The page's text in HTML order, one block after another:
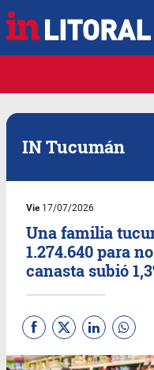
IN Tucumán
Vie17/07/2026
Una familia
1.274.640 para
canasta subió